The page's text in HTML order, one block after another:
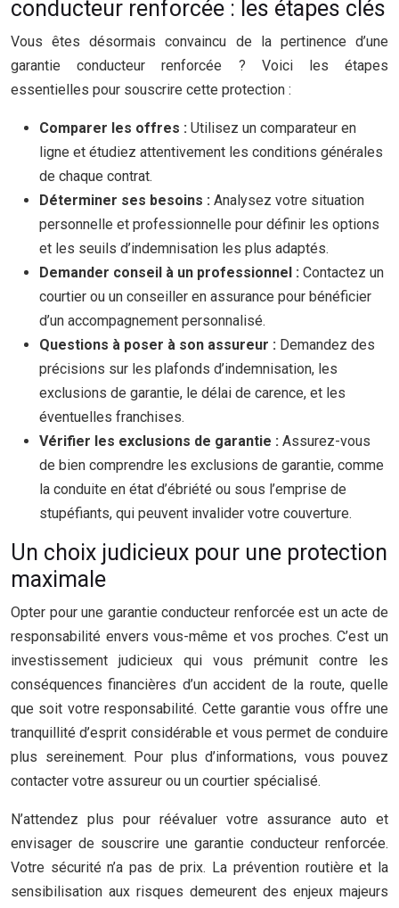
conducteur renforcée : les étapes clés
Vous êtes désormais convaincu de la pertinence d’une
garantie conducteur renforcée ? Voici les étapes
essentielles pour souscrire cette protection :
Comparer les offres : Utilisez un comparateur en
ligne et étudiez attentivement les conditions générales
de chaque contrat.
Déterminer ses besoins : Analysez votre situation
personnelle et professionnelle pour définir les options
et les seuils d’indemnisation les plus adaptés.
Demander conseil à un professionnel : Contactez un
courtier ou un conseiller en assurance pour bénéficier
d’un accompagnement personnalisé.
Questions à poser à son assureur : Demandez des
précisions sur les plafonds d’indemnisation, les
exclusions de garantie, le délai de carence, et les
éventuelles franchises.
Vérifier les exclusions de garantie : Assurez-vous
de bien comprendre les exclusions de garantie, comme
la conduite en état d’ébriété ou sous l’emprise de
stupéfiants, qui peuvent invalider votre couverture.
Un choix judicieux pour une protection
maximale
Opter pour une garantie conducteur renforcée est un acte de
responsabilité envers vous-même et vos proches. C’est un
investissement judicieux qui vous prémunit contre les
conséquences financières d’un accident de la route, quelle
que soit votre responsabilité. Cette garantie vous offre une
tranquillité d’esprit considérable et vous permet de conduire
plus sereinement. Pour plus d’informations, vous pouvez
contacter votre assureur ou un courtier spécialisé.
N’attendez plus pour réévaluer votre assurance auto et
envisager de souscrire une garantie conducteur renforcée.
Votre sécurité n’a pas de prix. La prévention routière et la
sensibilisation aux risques demeurent des enjeux majeurs